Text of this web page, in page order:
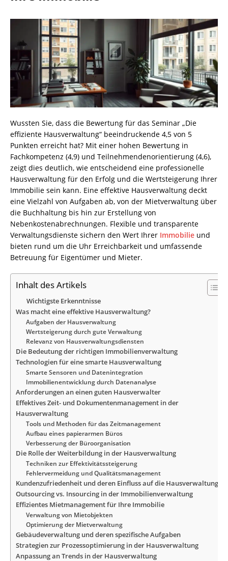
Wussten Sie, dass die Bewertung für das Seminar „Die
effiziente Hausverwaltung“ beeindruckende 4,5 von 5
Punkten erreicht hat? Mit einer hohen Bewertung in
Fachkompetenz (4,9) und Teilnehmendenorientierung (4,6),
zeigt dies deutlich, wie entscheidend eine professionelle
Hausverwaltung für den Erfolg und die Wertsteigerung Ihrer
Immobilie sein kann. Eine effektive Hausverwaltung deckt
eine Vielzahl von Aufgaben ab, von der Mietverwaltung über
die Buchhaltung bis hin zur Erstellung von
Nebenkostenabrechnungen. Flexible und transparente
Verwaltungsdienste sichern den Wert Ihrer Immobilie und
bieten rund um die Uhr Erreichbarkeit und umfassende
Betreuung für Eigentümer und Mieter.
Inhalt des Artikels
Wichtigste Erkenntnisse
Was macht eine effektive Hausverwaltung?
Aufgaben der Hausverwaltung
Wertsteigerung durch gute Verwaltung
Relevanz von Hausverwaltungsdiensten
Die Bedeutung der richtigen Immobilienverwaltung
Technologien für eine smarte Hausverwaltung
Smarte Sensoren und Datenintegration
Immobilienentwicklung durch Datenanalyse
Anforderungen an einen guten Hausverwalter
Effektives Zeit- und Dokumentenmanagement in der
Hausverwaltung
Tools und Methoden für das Zeitmanagement
Aufbau eines papierarmen Büros
Verbesserung der Büroorganisation
Die Rolle der Weiterbildung in der Hausverwaltung
Techniken zur Effektivitätssteigerung
Fehlervermeidung und Qualitätsmanagement
Kundenzufriedenheit und deren Einfluss auf die Hausverwaltung
Outsourcing vs. Insourcing in der Immobilienverwaltung
Effizientes Mietmanagement für Ihre Immobilie
Verwaltung von Mietobjekten
Optimierung der Mietverwaltung
Gebäudeverwaltung und deren spezifische Aufgaben
Strategien zur Prozessoptimierung in der Hausverwaltung
Anpassung an Trends in der Hausverwaltung